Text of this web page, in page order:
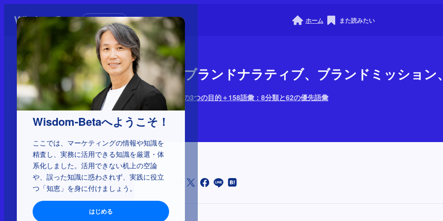
Wisdom-Betaへようこそ！
ここでは、マーケティングの情報や知識を
精査し、実務に活用できる知識を厳選・体
系化しました。活用できない机上の空論
や、誤った知識に惑わされず、実践に役立
つ「知恵」を身に付けましょう。
はじめる
初めての方へ ホーム また読みたい
1-3-27：ブランドナラティブ、ブランドミッション
ブランディングの3つの目的＋158語彙：8分類と62の優先語彙
2025年4月28日